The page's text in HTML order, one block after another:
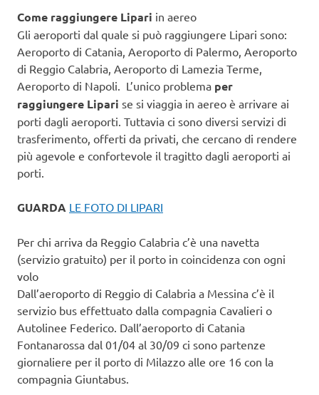
Come raggiungere Lipari in aereo
Gli aeroporti dal quale si può raggiungere Lipari sono:
Aeroporto di Catania, Aeroporto di Palermo, Aeroporto
di Reggio Calabria, Aeroporto di Lamezia Terme,
Aeroporto di Napoli. L’unico problema per
raggiungere Lipari se si viaggia in aereo è arrivare ai
porti dagli aeroporti. Tuttavia ci sono diversi servizi di
trasferimento, offerti da privati, che cercano di rendere
più agevole e confortevole il tragitto dagli aeroporti ai
porti.
GUARDA LE FOTO DI LIPARI
Per chi arriva da Reggio Calabria c’è una navetta
(servizio gratuito) per il porto in coincidenza con ogni
volo
Dall’aeroporto di Reggio di Calabria a Messina c’è il
servizio bus effettuato dalla compagnia Cavalieri o
Autolinee Federico. Dall’aeroporto di Catania
Fontanarossa dal 01/04 al 30/09 ci sono partenze
giornaliere per il porto di Milazzo alle ore 16 con la
compagnia Giuntabus.